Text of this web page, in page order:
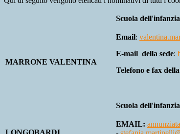
Scuola
MARRONE VALENTINA
Email:
E-mail della sede:
Telefono e fax della
Scuola
EMAIL: